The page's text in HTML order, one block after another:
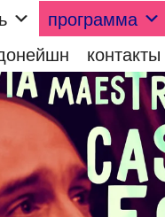
программа
контакты